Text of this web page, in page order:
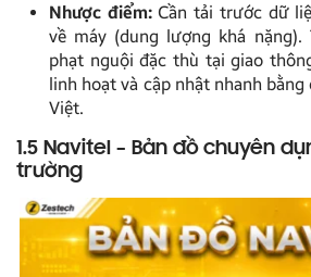
Nhược điểm:Cần tải trước dữ
về máy (dung lượng khá nặng).
phạt nguội đặc thù tại giao
linh hoạt và cập nhật nhanh
Việt.
1.5 Navitel – Bản đồ chuyên
trường